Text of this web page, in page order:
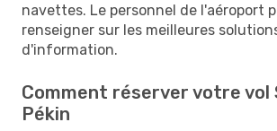
navettes. Le personnel de l'aéroport
renseigner sur les meilleures
d'information.
Comment réserver votre vol
Pékin